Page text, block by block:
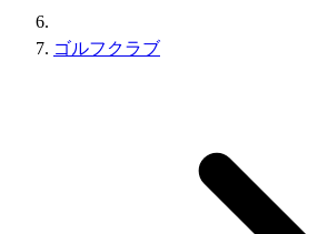
ゴルフクラブ